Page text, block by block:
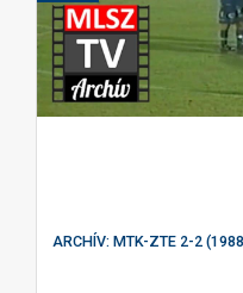
ARCHÍV: MTK-ZTE 2-2